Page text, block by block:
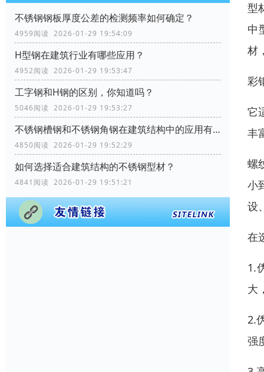
不锈钢钢板厚度公差的检测频率如何确定？
4959阅读 2026-01-29 19:54:09
H型钢在建筑行业有哪些应用？
4952阅读 2026-01-29 19:53:47
工字钢和H钢的区别，你知道吗？
5046阅读 2026-01-29 19:53:27
不锈钢槽钢和不锈钢角钢在建筑结构中的应用有何区别？
4850阅读 2026-01-29 19:52:29
如何选择适合建筑结构的不锈钢型材？
4841阅读 2026-01-29 19:51:21
型
中
材
彩
它
丰
螺
小
设
在
1.
大
2.
强